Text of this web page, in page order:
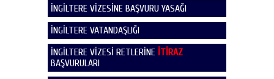
İNGİLTERE VİZESİNE BAŞVURU YASAĞI
İNGİLTERE VATANDAŞLIĞI
İNGİLTERE VİZESİ RETLERİNE İTİRAZ
BAŞVURULARI